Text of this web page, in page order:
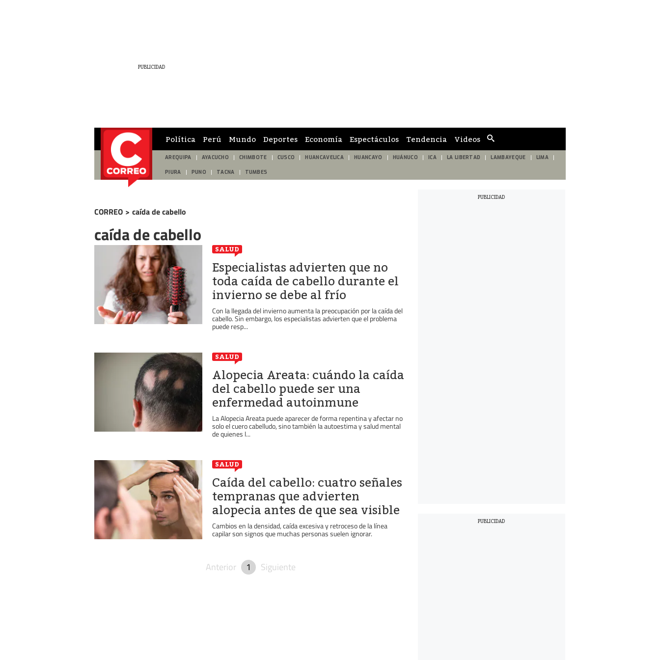
de
búsqueda
Política Perú Mundo Deportes Economía Espectáculos Tendencia Videos
AREQUIPA AYACUCHO CHIMBOTE CUSCO HUANCAVELICA HUANCAYO HUÁNUCO ICA LA LIBERTAD LAMBAYEQUE LIMA
PIURA PUNO TACNA TUMBES
CORREO > caída de cabello
caída de cabello
SALUD
Especialistas advierten que no
toda caída de cabello durante el
invierno se debe al frío
Con la llegada del invierno aumenta la preocupación por la caída del
cabello. Sin embargo, los especialistas advierten que el problema
puede resp...
SALUD
Alopecia Areata: cuándo la caída
del cabello puede ser una
enfermedad autoinmune
La Alopecia Areata puede aparecer de forma repentina y afectar no
solo el cuero cabelludo, sino también la autoestima y salud mental
de quienes l...
SALUD
Caída del cabello: cuatro señales
tempranas que advierten
alopecia antes de que sea visible
Cambios en la densidad, caída excesiva y retroceso de la línea
capilar son signos que muchas personas suelen ignorar.
Anterior 1 Siguiente